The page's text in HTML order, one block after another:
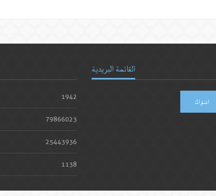
1942
79866023
25443936
1138
القائمة البريدية
اشتراك